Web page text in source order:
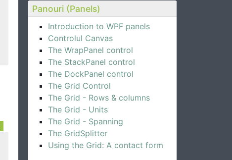
Panouri (Panels)
Introduction to WPF panels
Controlul Canvas
The WrapPanel control
The StackPanel control
The DockPanel control
The Grid Control
The Grid - Rows & columns
The Grid - Units
The Grid - Spanning
The GridSplitter
Using the Grid: A contact form